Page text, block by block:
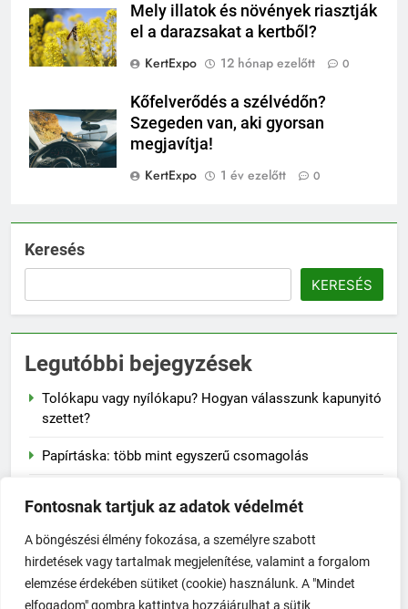
Fontosnak tartjuk az adatok védelmét
A böngészési élmény fokozása, a személyre szabott
hirdetések vagy tartalmak megjelenítése, valamint a forgalom
elemzése érdekében sütiket (cookie) használunk. A "Mindet
elfogadom" gombra kattintva hozzájárulhat a sütik
Mely illatok és növények riasztják
el a darazsakat a kertből?
KertExpo
12 hónap ezelőtt 0
Kőfelverődés a szélvédőn?
Szegeden van, aki gyorsan
megjavítja!
KertExpo
1 év ezelőtt 0
Keresés
KERESÉS
Legutóbbi bejegyzések
Tolókapu vagy nyílókapu? Hogyan válasszunk kapunyitó
szettet?
Papírtáska: több mint egyszerű csomagolás
falon
A szalvéta fontossága a mindennapi életben
Hogyan előzd meg a jojó-effektust fogyás után?